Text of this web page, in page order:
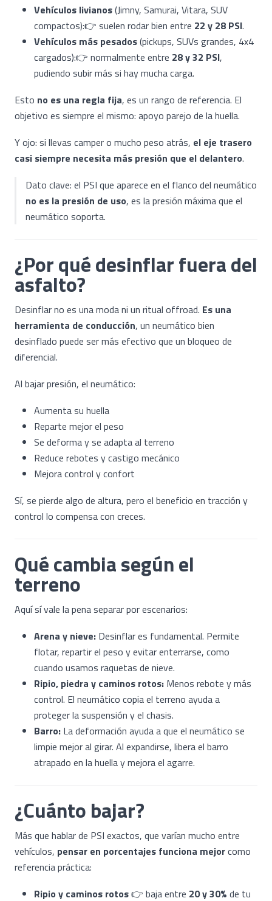
Vehículos livianos(Jimny, Samurai, Vitara, SUV
compactos):👉 suelen rodar bien entre 22 y 28 PSI.
Vehículos más pesados(pickups, SUVs grandes, 4x4
cargados):👉 normalmente entre 28 y 32 PSI,
pudiendo subir más si hay mucha carga.
Esto no es una regla fija, es un rango de referencia. El
objetivo es siempre el mismo: apoyo parejo de la huella.
Y ojo: si llevas camper o mucho peso atrás, el eje trasero
casi siempre necesita más presión que el delantero.
Dato clave: el PSI que aparece en el flanco del neumático
no es la presión de uso, es la presión máxima que el
neumático soporta.
¿Por qué desinflar fuera del
asfalto?
Desinflar no es una moda ni un ritual offroad. Es una
herramienta de conducción, un neumático bien
desinflado puede ser más efectivo que un bloqueo de
diferencial.
Al bajar presión, el neumático:
Aumenta su huella
Reparte mejor el peso
Se deforma y se adapta al terreno
Reduce rebotes y castigo mecánico
Mejora control y confort
Sí, se pierde algo de altura, pero el beneficio en tracción y
control lo compensa con creces.
Qué cambia según el
terreno
Aquí sí vale la pena separar por escenarios:
Arena y nieve: Desinflar es fundamental. Permite
flotar, repartir el peso y evitar enterrarse, como
cuando usamos raquetas de nieve.
Ripio, piedra y caminos rotos: Menos rebote y más
control. El neumático copia el terreno ayuda a
proteger la suspensión y el chasis.
Barro: La deformación ayuda a que el neumático se
limpie mejor al girar. Al expandirse, libera el barro
atrapado en la huella y mejora el agarre.
¿Cuánto bajar?
Más que hablar de PSI exactos, que varían mucho entre
vehículos, pensar en porcentajes funciona mejorcomo
referencia práctica:
Ripio y caminos rotos👉 baja entre 20 y 30% de tu